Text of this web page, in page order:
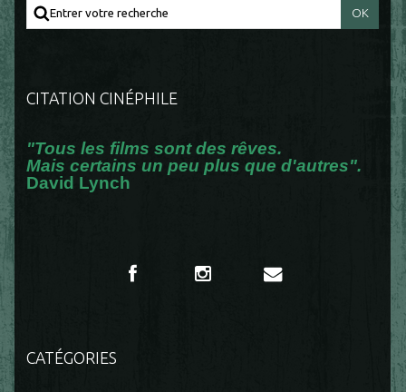
CITATION CINÉPHILE
"Tous les films sont des rêves.
Mais certains un peu plus que d'autres".
David Lynch
CATÉGORIES